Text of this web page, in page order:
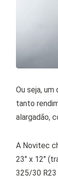
Ou seja,
tanto
alargadão,
A Novitec
23″ x 12″
325/30 R23